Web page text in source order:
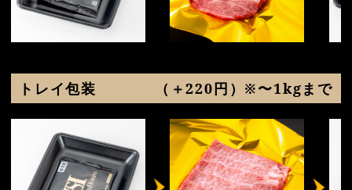
トレイ包装 （＋220円）※〜1kgまで